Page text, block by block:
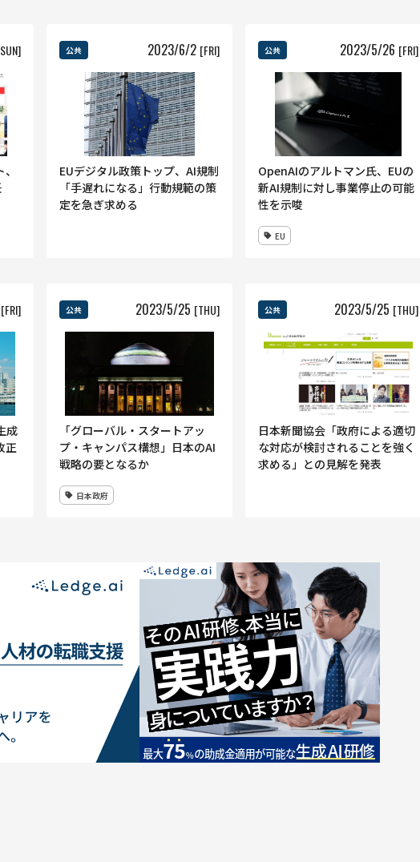
公共 2023/6/2 [FRI]
EUデジタル政策トップ、AI規制
「手遅れになる」行動規範の策
定を急ぎ求める
公共 2023/5/26 [FRI]
OpenAIのアルトマン氏、EUの
新AI規制に対し事業停止の可能
性を示唆
EU
[FRI]
成
正
公共 2023/5/25 [THU]
「グローバル・スタートアッ
プ・キャンパス構想」日本のAI
戦略の要となるか
日本政府
公共 2023/5/25 [THU]
日本新聞協会「政府による適切
な対応が検討されることを強く
求める」との見解を発表